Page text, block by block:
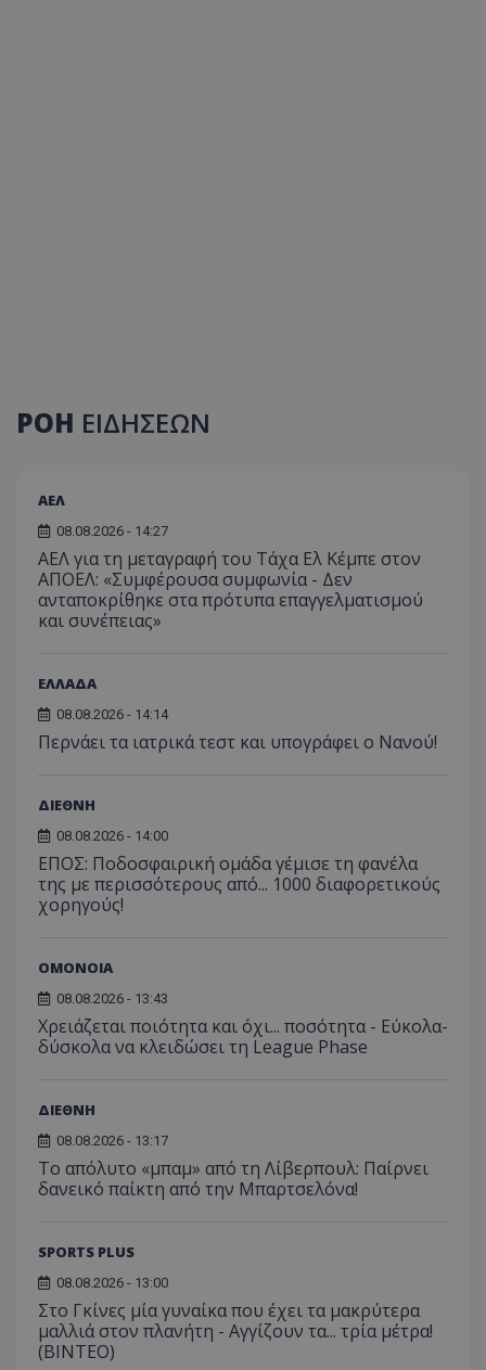
ΡΟΗ ΕΙΔΗΣΕΩΝ
ΑΕΛ
08.08.2026 - 14:27
ΑΕΛ για τη μεταγραφή του Τάχα Ελ Κέμπε στον
ΑΠΟΕΛ: «Συμφέρουσα συμφωνία - Δεν
ανταποκρίθηκε στα πρότυπα επαγγελματισμού
και συνέπειας»
ΕΛΛΑΔΑ
08.08.2026 - 14:14
Περνάει τα ιατρικά τεστ και υπογράφει ο Νανού!
ΔΙΕΘΝΗ
08.08.2026 - 14:00
ΕΠΟΣ: Ποδοσφαιρική ομάδα γέμισε τη φανέλα
της με περισσότερους από... 1000 διαφορετικούς
χορηγούς!
ΟΜΟΝΟΙΑ
08.08.2026 - 13:43
Χρειάζεται ποιότητα και όχι... ποσότητα - Εύκολα-
δύσκολα να κλειδώσει τη League Phase
ΔΙΕΘΝΗ
08.08.2026 - 13:17
Το απόλυτο «μπαμ» από τη Λίβερπουλ: Παίρνει
δανεικό παίκτη από την Μπαρτσελόνα!
SPORTS PLUS
08.08.2026 - 13:00
Στο Γκίνες μία γυναίκα που έχει τα μακρύτερα
μαλλιά στον πλανήτη - Αγγίζουν τα... τρία μέτρα!
(ΒΙΝΤΕΟ)